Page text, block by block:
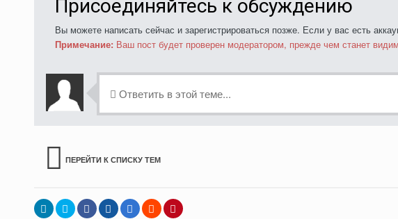
Присоединяйтесь к обсуждению
Вы можете написать сейчас и зарегистрироваться позже. Если у вас есть
Примечание: Ваш пост будет проверен модератором, прежде чем станет
Ответить в этой теме...
ПЕРЕЙТИ К СПИСКУ ТЕМ